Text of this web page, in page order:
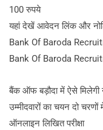
100 रुपये
यहां देखें आवेदन लिंक और
Bank Of Baroda
Bank Of Baroda
बैंक ऑफ बड़ौदा में ऐसे मिलेगी
उम्मीदवारों का चयन दो
ऑनलाइन लिखित परीक्षा